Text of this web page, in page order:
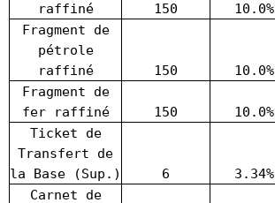
raffiné
150
10.0%
Fragment de
pétrole
raffiné
150
10.0%
Fragment de
fer raffiné
150
10.0%
Ticket de
Transfert de
la Base (Sup.)
6
3.34%
Carnet de